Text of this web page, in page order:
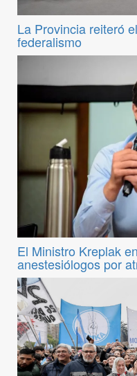
La Provincia reiteró
federalismo
El Ministro Kreplak
anestesiólogos por